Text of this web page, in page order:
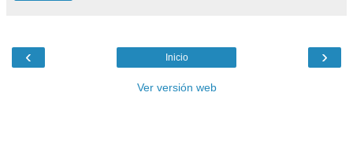
‹ ›
Inicio
Ver versión web